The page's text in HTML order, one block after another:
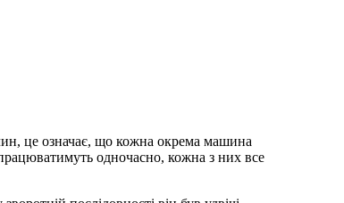
це означає, що кожна окрема машина
одночасно, кожна з них все